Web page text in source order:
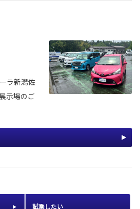
ラ新潟佐
示場のご
試乗したい